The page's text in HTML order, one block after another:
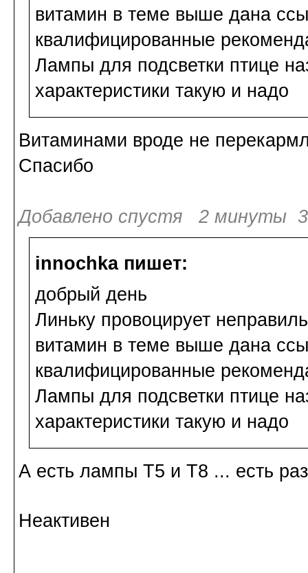
витамин в теме выше дана
квалифицированные
Лампы для подсветки птице
характеристики такую и надо
Витаминами вроде не
Спасибо
Добавлено спустя 2 минуты
innochka пишет:
добрый день
Линьку провоцирует
витамин в теме выше дана
квалифицированные
Лампы для подсветки птице
характеристики такую и надо
А есть лампы Т5 и Т8 ... есть
Неактивен